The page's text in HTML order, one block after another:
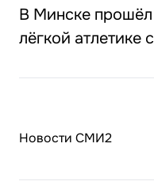
В Минске
лёгкой атлетике
Новости СМИ2